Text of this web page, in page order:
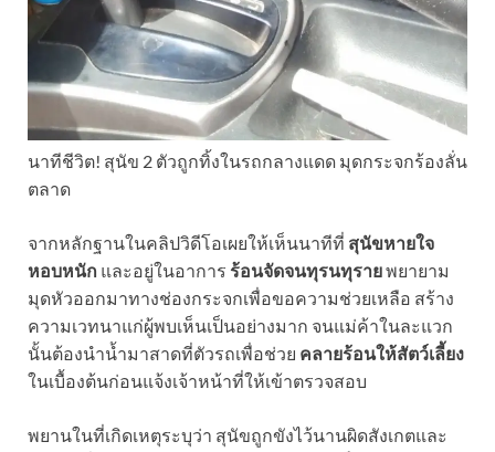
นาทีชีวิต! สุนัข 2 ตัวถูกทิ้งในรถกลางแดด มุดกระจกร้องลั่น
ตลาด
จากหลักฐานในคลิปวิดีโอเผยให้เห็นนาทีที่ สุนัขหายใจ
หอบหนัก และอยู่ในอาการ ร้อนจัดจนทุรนทุรายพยายาม
มุดหัวออกมาทางช่องกระจกเพื่อขอความช่วยเหลือ สร้าง
ความเวทนาแก่ผู้พบเห็นเป็นอย่างมาก จนแม่ค้าในละแวก
นั้นต้องนำน้ำมาสาดที่ตัวรถเพื่อช่วย คลายร้อนให้สัตว์เลี้ยง
ในเบื้องต้นก่อนแจ้งเจ้าหน้าที่ให้เข้าตรวจสอบ
พยานในที่เกิดเหตุระบุว่า สุนัขถูกขังไว้นานผิดสังเกตและ